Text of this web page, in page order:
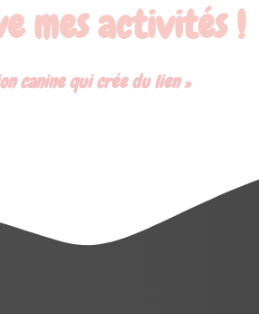
mes activités !
canine qui crée du lien »